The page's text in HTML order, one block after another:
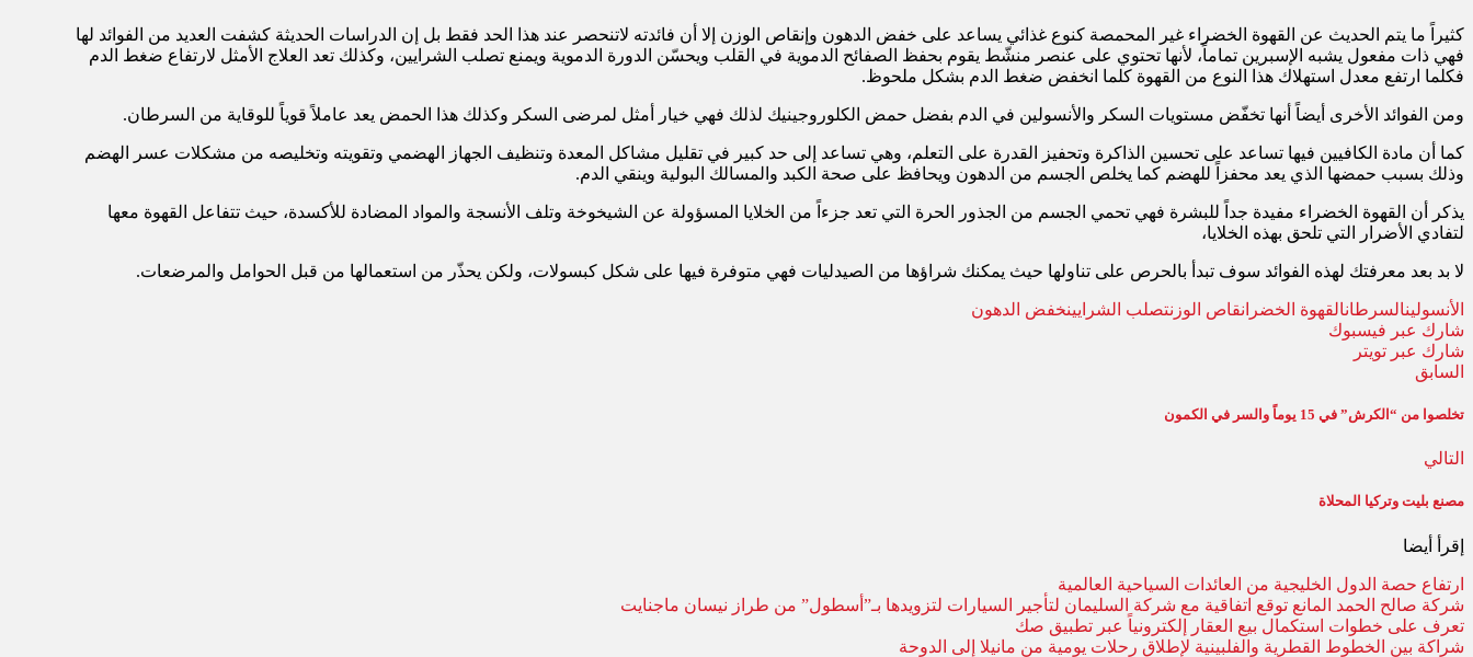
كثيراً ما يتم الحديث عن القهوة الخضراء غير المحمصة كنوع غذائي يساعد على خفض الدهون وإنقاص الوزن إلا أن فائدته لاتنحصر عند هذا الحد فقط بل إن الدراسات الحديثة كشفت العديد من الفوائد لها
فهي ذات مفعول يشبه الإسبرين تماماً، لأنها تحتوي على عنصر منشّط يقوم بحفظ الصفائح الدموية في القلب ويحسّن الدورة الدموية ويمنع تصلب الشرايين، وكذلك تعد العلاج الأمثل لارتفاع ضغط الدم
فكلما ارتفع معدل استهلاك هذا النوع من القهوة كلما انخفض ضغط الدم بشكل ملحوظ.
ومن الفوائد الأخرى أيضاً أنها تخفّض مستويات السكر والأنسولين في الدم بفضل حمض الكلوروجينيك لذلك فهي خيار أمثل لمرضى السكر وكذلك هذا الحمض يعد عاملاً قوياً للوقاية من السرطان.
كما أن مادة الكافيين فيها تساعد على تحسين الذاكرة وتحفيز القدرة على التعلم، وهي تساعد إلى حد كبير في تقليل مشاكل المعدة وتنظيف الجهاز الهضمي وتقويته وتخليصه من مشكلات عسر الهضم
وذلك بسبب حمضها الذي يعد محفزاً للهضم كما يخلص الجسم من الدهون ويحافظ على صحة الكبد والمسالك البولية وينقي الدم.
يذكر أن القهوة الخضراء مفيدة جداً للبشرة فهي تحمي الجسم من الجذور الحرة التي تعد جزءاً من الخلايا المسؤولة عن الشيخوخة وتلف الأنسجة والمواد المضادة للأكسدة، حيث تتفاعل القهوة معها
لتفادي الأضرار التي تلحق بهذه الخلايا،
لا بد بعد معرفتك لهذه الفوائد سوف تبدأ بالحرص على تناولها حيث يمكنك شراؤها من الصيدليات فهي متوفرة فيها على شكل كبسولات، ولكن يحذّر من استعمالها من قبل الحوامل والمرضعات.
الأنسولينالسرطانالقهوة الخضر انقاص الوزنتصلب الشرايينخفض الدهون
شارك عبر فيسبوك
شارك عبر تويتر
السابق
تخلصوا من “الكرش” في 15 يوماً والسر في الكمون
التالي
مصنع بليت وتركيا المحلاة
إقرأ أيضا
ارتفاع حصة الدول الخليجية من العائدات السياحية العالمية
شركة صالح الحمد المانع توقع اتفاقية مع شركة السليمان لتأجير السيارات لتزويدها بـ”أسطول” من طراز نيسان ماجنايت
تعرف على خطوات استكمال بيع العقار إلكترونياً عبر تطبيق صك
شراكة بين الخطوط القطرية والفلبينية لإطلاق رحلات يومية من مانيلا إلى الدوحة